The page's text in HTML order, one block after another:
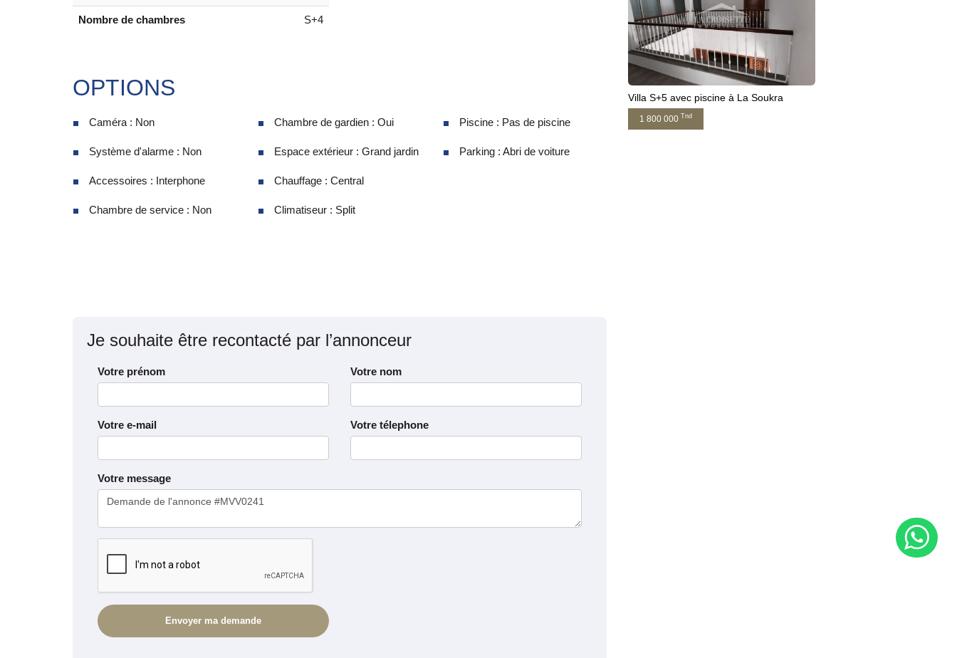
Nombre de chambres S+4
OPTIONS
Caméra : Non
Système d'alarme : Non
Accessoires : Interphone
Chambre de service : Non
Chambre de gardien : Oui
Espace extérieur : Grand jardin
Chauffage : Central
Climatiseur : Split
Piscine : Pas de piscine
Parking : Abri de voiture
Je souhaite être recontacté par l’annonceur
Votre prénom Votre nom
Votre e-mail Votre télephone
Votre message
Villa S+5 avec piscine à La Soukra
1 800 000 Tnd